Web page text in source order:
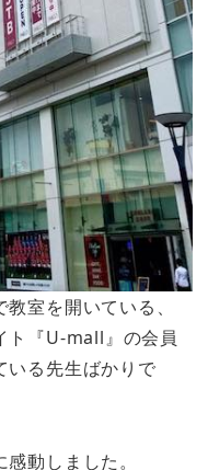
室を開いている、
ト『U-mall』の会員
いる先生ばかりで
動しました。